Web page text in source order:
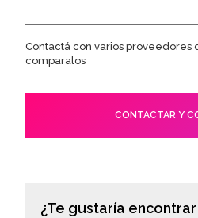
Contactá con varios proveedores
comparalos
CONTACTAR Y
¿Te gustaría